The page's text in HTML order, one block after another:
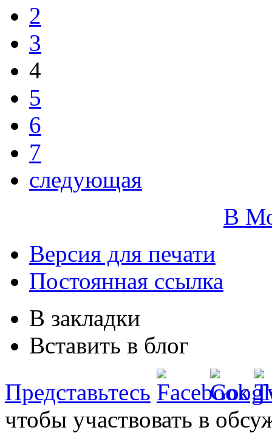
2
3
4
5
6
7
следующая
В
Версия для печати
Постоянная ссылка
В закладки
Вставить в блог
Представьтесь
чтобы участвовать в